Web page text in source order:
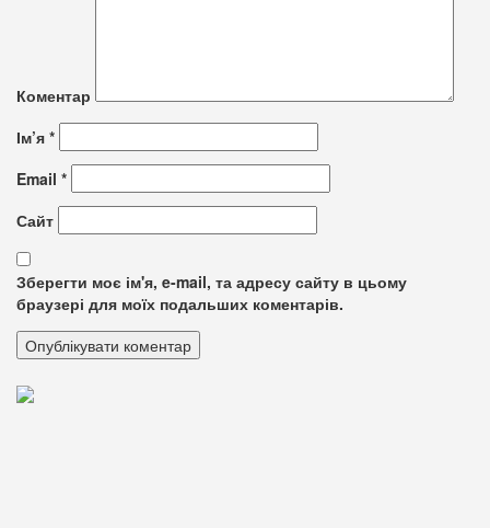
Коментар
Ім’я *
Email *
Сайт
Зберегти моє ім'я, e-mail, та адресу сайту в цьому
браузері для моїх подальших коментарів.